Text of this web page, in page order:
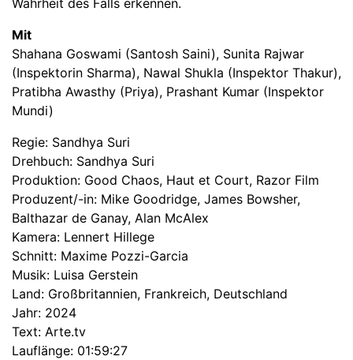
Wahrheit des Falls erkennen.
Mit
Shahana Goswami (Santosh Saini), Sunita Rajwar
(Inspektorin Sharma), Nawal Shukla (Inspektor Thakur),
Pratibha Awasthy (Priya), Prashant Kumar (Inspektor
Mundi)
Regie: Sandhya Suri
Drehbuch: Sandhya Suri
Produktion: Good Chaos, Haut et Court, Razor Film
Produzent/-in: Mike Goodridge, James Bowsher,
Balthazar de Ganay, Alan McAlex
Kamera: Lennert Hillege
Schnitt: Maxime Pozzi-Garcia
Musik: Luisa Gerstein
Land: Großbritannien, Frankreich, Deutschland
Jahr: 2024
Text: Arte.tv
Lauflänge: 01:59:27